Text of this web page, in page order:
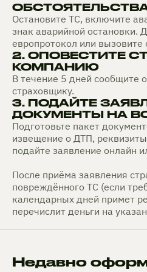
Остановите ТС, включите
знак аварийной остановки.
европротокол или
2. ОПОВЕСТИТЕ
КОМПАНИЮ
В течение 5 дней сообщите
страховщику.
3. ПОДАЙТЕ
ДОКУМЕНТЫ НА
Подготовьте пакет
извещение о ДТП,
подайте заявление онлайн
После приёма заявления
повреждённого ТС (если
календарных дней примет
перечислит деньги на
Недавно